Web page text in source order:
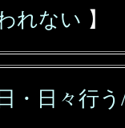
れない 】
・日々行